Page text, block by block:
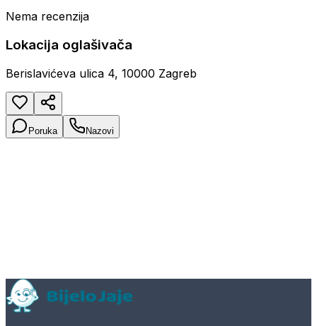
Nema recenzija
Lokacija oglašivača
Berislavićeva ulica 4, 10000 Zagreb
Poruka Nazovi